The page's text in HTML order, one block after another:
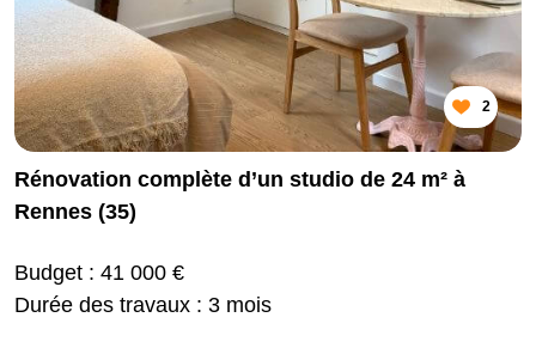
2
Rénovation complète d’un studio de 24 m² à
Rennes (35)
Budget : 41 000 €
Durée des travaux : 3 mois